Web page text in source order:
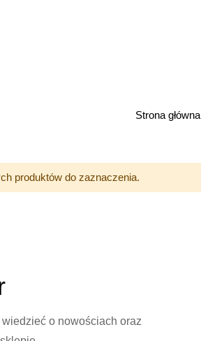
Strona główna
produktów do zaznaczenia.
o nowościach oraz